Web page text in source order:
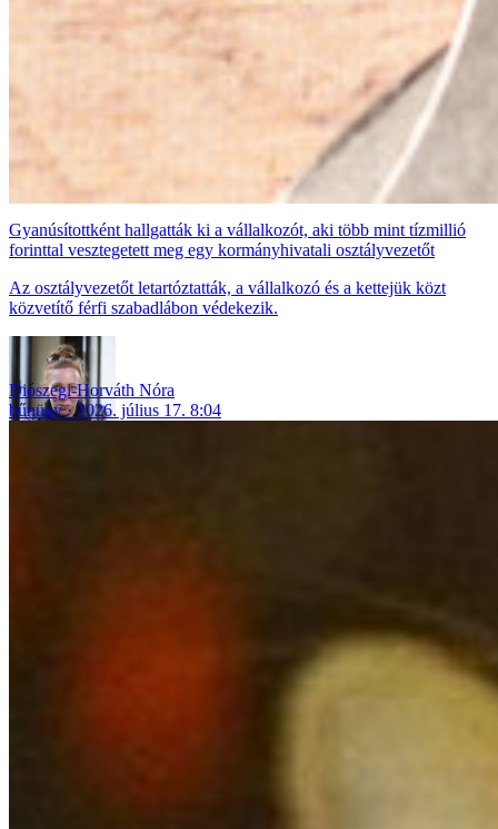
Gyanúsítottként hallgatták ki a vállalkozót, aki több mint tízmillió
forinttal vesztegetett meg egy kormányhivatali osztályvezetőt
Az osztályvezetőt letartóztatták, a vállalkozó és a kettejük közt
közvetítő férfi szabadlábon védekezik.
Diószegi-Horváth Nóra
bűnügy
2026. július 17. 8:04